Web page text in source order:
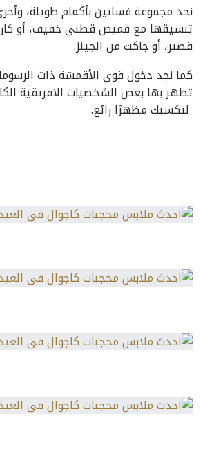
نجد مجموعة فساتين بأكمام طويلة،
تنسيقها مع قميص قطني خفيف، أو
قصير، أو جاكت من الجينز.
كما نجد دخول قوي الأقمشة ذات
تظهر بها بعض الشخصيات الافريقية
لتكسبك مظهرًا رائع.